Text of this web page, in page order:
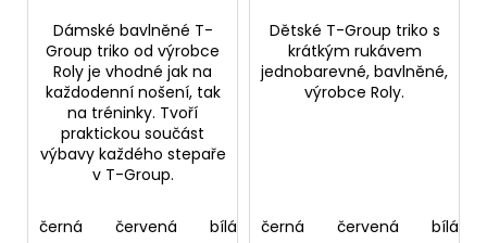
Dámské bavlněné T-
Group triko od výrobce
Roly je vhodné jak na
každodenní nošení, tak
na tréninky. Tvoří
praktickou součást
výbavy každého stepaře
v T-Group.
černá červená bílá
Dětské T-Group triko s
krátkým rukávem
jednobarevné, bavlněné,
výrobce Roly.
černá červená bílá